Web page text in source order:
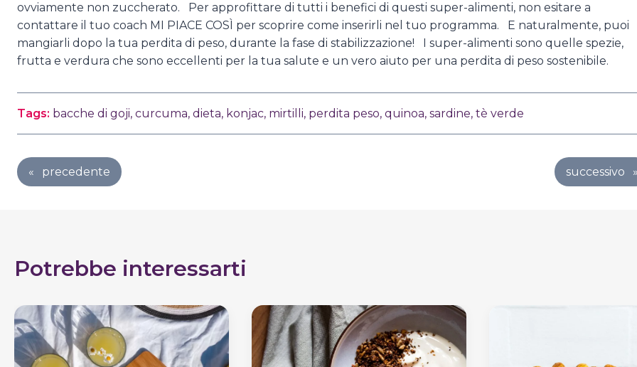
ovviamente non zuccherato. Per approfittare di tutti i benefici di questi super-alimenti, non esitare a
contattare il tuo coach MI PIACE COSÌ per scoprire come inserirli nel tuo programma. E naturalmente, puoi
mangiarli dopo la tua perdita di peso, durante la fase di stabilizzazione! I super-alimenti sono quelle spezie,
frutta e verdura che sono eccellenti per la tua salute e un vero aiuto per una perdita di peso sostenibile.
Tags: bacche di goji, curcuma, dieta, konjac, mirtilli, perdita peso, quinoa, sardine, tè verde
« precedente successivo
Potrebbe interessarti